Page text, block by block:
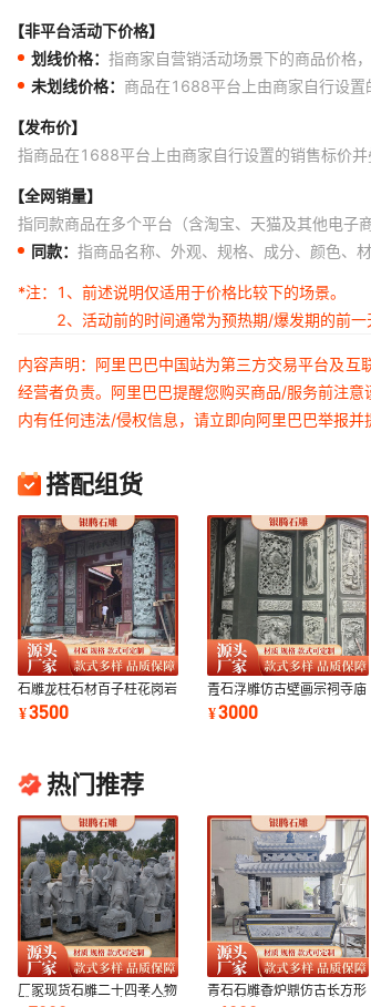
【非平台活动下价格】
划线价格： 指商家自营销活动场景下的商品价格
未划线价格： 商品在1688平台上由商家自行设置
【发布价】
指商品在1688平台上由商家自行设置的销售标价
【全网销量】
指同款商品在多个平台（含淘宝、天猫及其他电子
同款： 指商品名称、外观、规格、成分、颜色、
*注：
1、前述说明仅适用于价格比较下的场景。
2、活动前的时间通常为预热期/爆发期的前
内容声明：阿里巴巴中国站为第三方交易平台及
经营者负责。阿里巴巴提醒您购买商品/服务前注
内有任何违法/侵权信息，请立即向阿里巴巴举报并
搭配组货
石雕龙柱石材百子柱花岗岩
石头雕刻文化柱青石龙柱厂
家定制安装
¥3500
青石浮雕仿古壁画宗祠寺庙
门面典故花鸟浮雕图镂空窗
花装饰
¥3000
热门推荐
厂家现货石雕二十四孝人物
雕塑公园户外24孝人物雕
青石石雕香炉鼎仿古长方形
寺庙墓前家用宗祠供奉佛大